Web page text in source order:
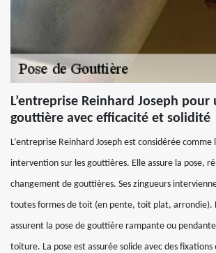
L’entreprise Reinhard Joseph pour
gouttière avec efficacité et solidité
L’entreprise Reinhard Joseph est considérée
intervention sur les gouttières. Elle assure la pose,
changement de gouttières. Ses zingueurs
toutes formes de toit (en pente, toit plat, arrondie).
assurent la pose de gouttière rampante ou
toiture. La pose est assurée solide avec des